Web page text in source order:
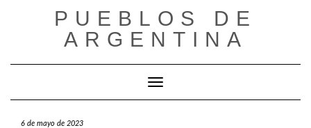
PUEBLOS DE
ARGENTINA
Cambiar modo de navegación
6 de mayo de 2023